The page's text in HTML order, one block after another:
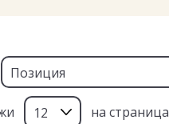
на страница